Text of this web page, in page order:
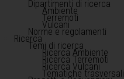
Dipartimenti di ricerca
Ambiente
Terremoti
Vulcani
Norme e regolamenti
Ricerca
Temi di ricerca
Ricerca Ambiente
Ricerca Terremoti
Ricerca Vulcani
Tematiche trasversali